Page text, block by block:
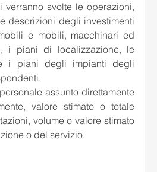
verranno svolte le operazioni,
descrizioni degli investimenti
e mobili, macchinari ed
i piani di localizzazione, le
i piani degli impianti degli
assunto direttamente
valore stimato o totale
volume o valore stimato
o del servizio.